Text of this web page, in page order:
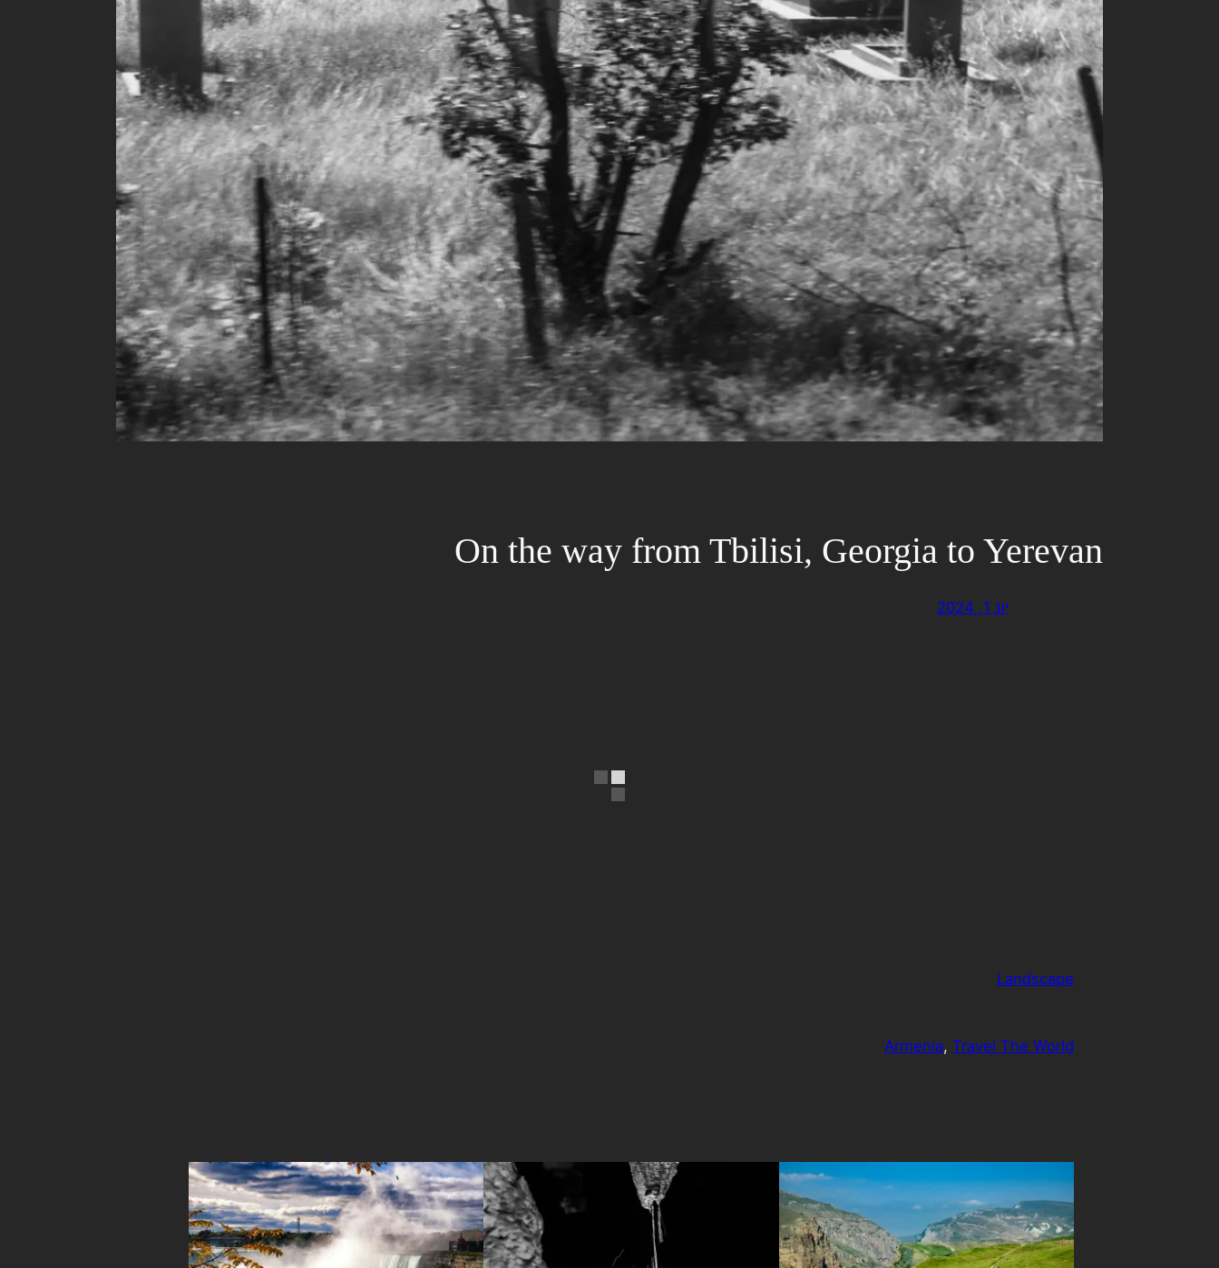
On the way from Tbilisi, Georgia to Yerevan
יונ 1, 2024
Landscape
Armenia, Travel The World